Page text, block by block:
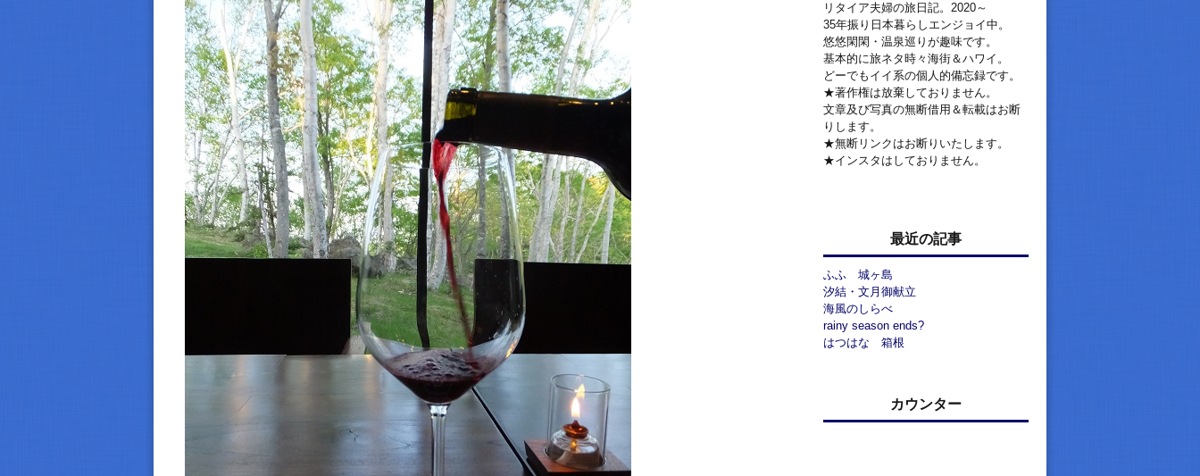
リタイア夫婦の旅日記。2020～
35年振り日本暮らしエンジョイ中。
悠悠閑閑・温泉巡りが趣味です。
基本的に旅ネタ時々海街＆ハワイ。
どーでもイイ系の個人的備忘録です。
★著作権は放棄しておりません。
文章及び写真の無断借用＆転載はお断
りします。
★無断リンクはお断りいたします。
★インスタはしておりません。
最近の記事
ふふ 城ヶ島
汐結・文月御献立
海風のしらべ
rainy season ends?
はつはな 箱根
カウンター